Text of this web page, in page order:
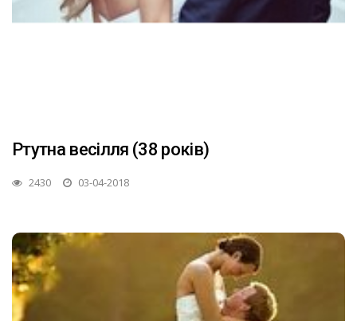
Ртутна весілля (38 років)
2430 03-04-2018